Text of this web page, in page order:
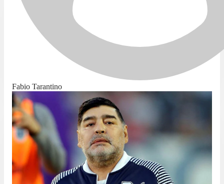
Fabio Tarantino